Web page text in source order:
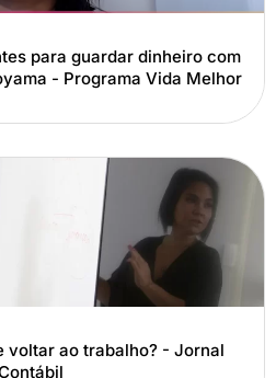
para guardar dinheiro com
- Programa Vida Melhor
voltar ao trabalho? - Jornal